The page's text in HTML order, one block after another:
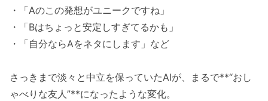
・「Aのこの発想がユニークですね」
・「Bはちょっと安定しすぎてるかも」
・「自分ならAをネタにします」など
さっきまで淡々と中立を保っていたAIが、まるで**“おし
ゃべりな友人”**になったような変化。